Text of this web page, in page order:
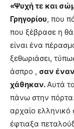
«Ψυχή τε και
Γρηγορίου, που
που ξέβρασε η
είναι ένα
ξεθωριάσει,
άσπρο , σαν
χάθηκαν. Αυτά
πάνω στην
αρχαίο
έφτιαξα